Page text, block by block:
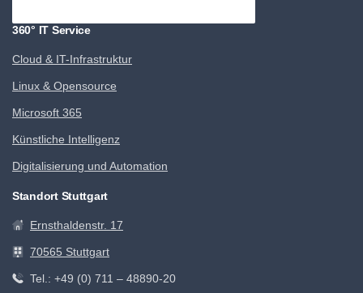
360° IT Service
Cloud & IT-Infrastruktur
Linux & Opensource
Microsoft 365
Künstliche Intelligenz
Digitalisierung und Automation
Standort Stuttgart
Ernsthaldenstr. 17
70565 Stuttgart
Tel.: +49 (0) 711 – 48890-20